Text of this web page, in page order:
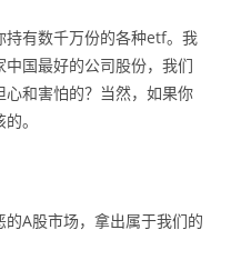
持有数千万份的各种etf。我
国最好的公司股份，我们
和害怕的？当然，如果你
。
A股市场，拿出属于我们的